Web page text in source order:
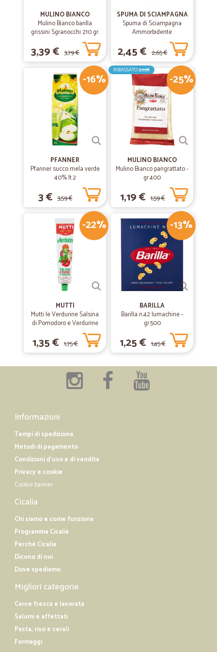
MULINO BIANCO
Mulino Bianco barilla
grissini Sgranocchi 210 gr.
3,39 € 3,79 €
SPUMA DI SCIAMPAGNA
Spuma di Sciampagna
Ammorbidente
Concentrato Carezza
d'Argan 600 ml
2,45 € 2,65 €
-16%
PFANNER
Pfanner succo mela verde
40% lt.2
3 € 3,59 €
-25%
RIBASSATO2,05€
MULINO BIANCO
Mulino Bianco pangrattato -
gr.400
1,19 € 1,59 €
-22%
MUTTI
Mutti le Verdurine Salsina
di Pomodoro e Verdurine
1,35 € 1,75 €
-13%
BARILLA
Barilla n.42 lumachine -
gr.500
1,25 € 1,45 €
Informazioni
Tempi di spedizione
Metodi di pagamento
Condizioni d'uso e di vendita
Privacy e cookie
Cookie banner
Cicalia
Chi siamo e come funziona
Programma Cicalia
Perché Cicalia
Dicono di noi
Dove spediamo
Migliori categorie
Carne fresca e lavorata
Salumi e affettati
Pasta, riso e cerali
Formaggi